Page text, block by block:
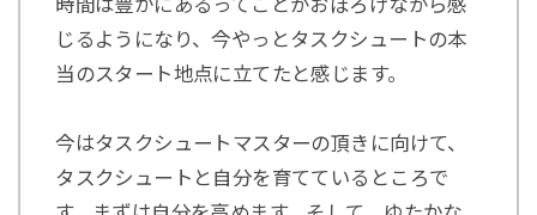
時間は豊かにあるってことがおぼろげながら感
じるようになり、今やっとタスクシュートの本
当のスタート地点に立てたと感じます。
今はタスクシュートマスターの頂きに向けて、
タスクシュートと自分を育てているところで